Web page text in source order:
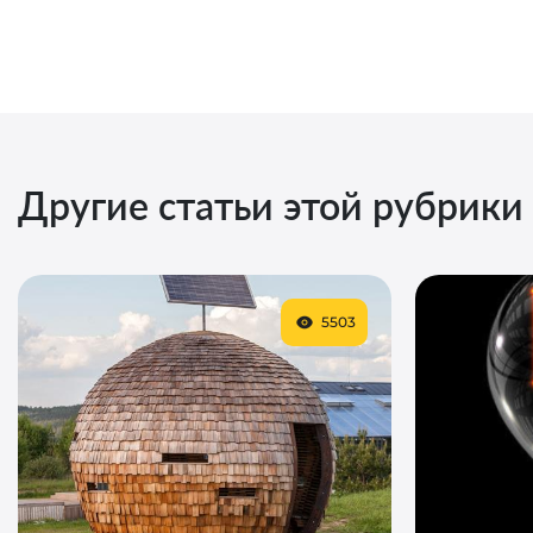
Другие статьи этой рубрики
5503